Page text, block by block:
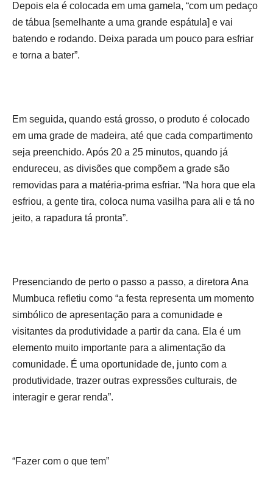
Depois ela é colocada em uma gamela, “com um pedaço
de tábua [semelhante a uma grande espátula] e vai
batendo e rodando. Deixa parada um pouco para esfriar
e torna a bater”.
Em seguida, quando está grosso, o produto é colocado
em uma grade de madeira, até que cada compartimento
seja preenchido. Após 20 a 25 minutos, quando já
endureceu, as divisões que compõem a grade são
removidas para a matéria-prima esfriar. “Na hora que ela
esfriou, a gente tira, coloca numa vasilha para ali e tá no
jeito, a rapadura tá pronta”.
Presenciando de perto o passo a passo, a diretora Ana
Mumbuca refletiu como “a festa representa um momento
simbólico de apresentação para a comunidade e
visitantes da produtividade a partir da cana. Ela é um
elemento muito importante para a alimentação da
comunidade. É uma oportunidade de, junto com a
produtividade, trazer outras expressões culturais, de
interagir e gerar renda”.
“Fazer com o que tem”